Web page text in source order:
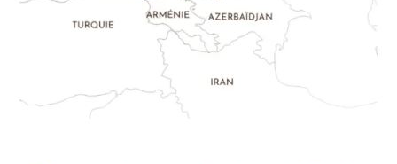
Visiter les tours de défense de Mestia
Randonnée des lacs de Koruldi
Visiter Ushguli, le plus beau village de
Svanétie